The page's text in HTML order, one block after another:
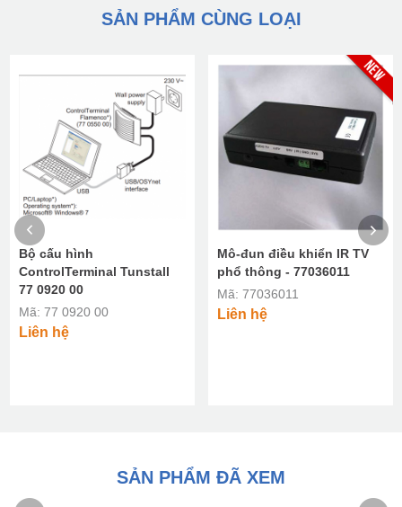
SẢN PHẨM CÙNG LOẠI
Bộ cấu hình
ControlTerminal Tunstall
77 0920 00
Mã: 77 0920 00
Liên hệ
Mô-đun điều khiển IR TV
phổ thông - 77036011
Mã: 77036011
Liên hệ
SẢN PHẨM ĐÃ XEM